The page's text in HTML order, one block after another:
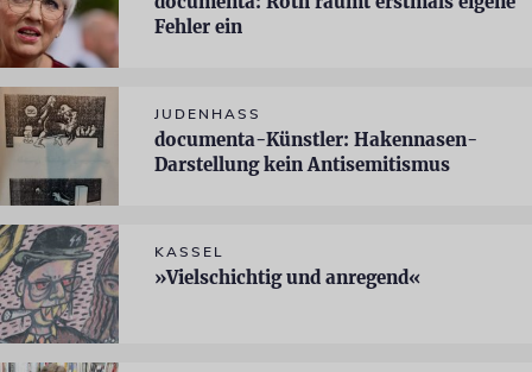
Fehler ein
JUDENHASS
documenta-Künstler: Hakennasen-
Darstellung kein Antisemitismus
KASSEL
»Vielschichtig und anregend«